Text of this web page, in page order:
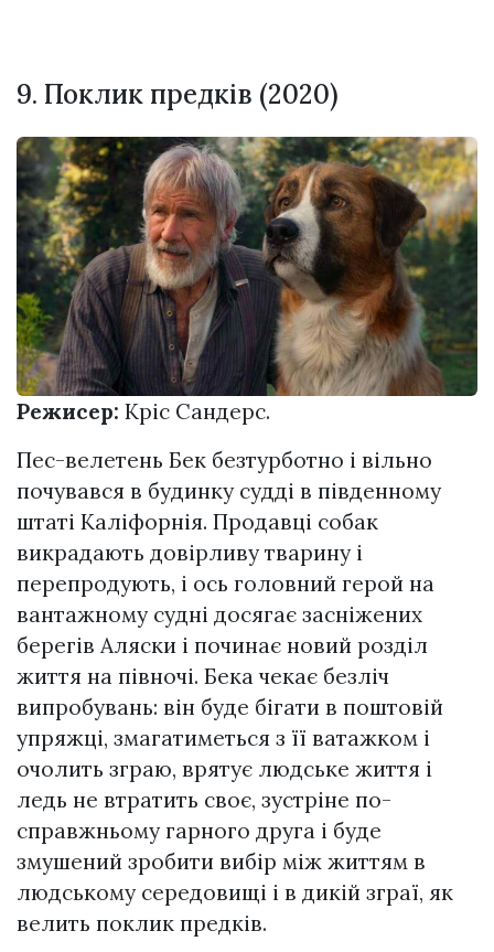
9. Поклик предків (2020)
Режисер: Кріс Сандерс.
Пес-велетень Бек безтурботно і вільно
почувався в будинку судді в південному
штаті Каліфорнія. Продавці собак
викрадають довірливу тварину і
перепродують, і ось головний герой на
вантажному судні досягає засніжених
берегів Аляски і починає новий розділ
життя на півночі. Бека чекає безліч
випробувань: він буде бігати в поштовій
упряжці, змагатиметься з її ватажком і
очолить зграю, врятує людське життя і
ледь не втратить своє, зустріне по-
справжньому гарного друга і буде
змушений зробити вибір між життям в
людському середовищі і в дикій зграї, як
велить поклик предків.